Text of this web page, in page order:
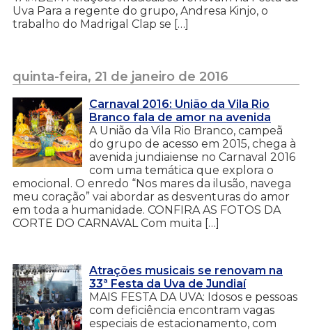
Uva Para a regente do grupo, Andresa Kinjo, o
trabalho do Madrigal Clap se […]
quinta-feira, 21 de janeiro de 2016
Carnaval 2016: União da Vila Rio
Branco fala de amor na avenida
A União da Vila Rio Branco, campeã
do grupo de acesso em 2015, chega à
avenida jundiaiense no Carnaval 2016
com uma temática que explora o
emocional. O enredo “Nos mares da ilusão, navega
meu coração” vai abordar as desventuras do amor
em toda a humanidade. CONFIRA AS FOTOS DA
CORTE DO CARNAVAL Com muita […]
Atrações musicais se renovam na
33ª Festa da Uva de Jundiaí
MAIS FESTA DA UVA: Idosos e pessoas
com deficiência encontram vagas
especiais de estacionamento, com